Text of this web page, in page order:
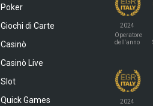
Poker
Giochi di Carte
Casinò
Casinò Live
Slot
Quick Games
2024
Operatore
dell'anno
2024